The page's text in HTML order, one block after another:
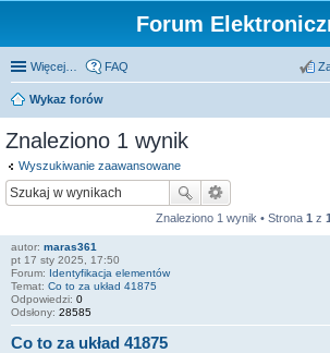
Forum
Więcej… FAQ
Wykaz forów
Znaleziono 1 wynik
Wyszukiwanie zaawansowane
Znaleziono 1 wynik • Strona 1 z 1
autor: maras361
pt 17 sty 2025, 17:50
Forum: Identyfikacja elementów
Temat: Co to za układ 41875
Odpowiedzi: 0
Odsłony: 28585
Co to za układ 41875